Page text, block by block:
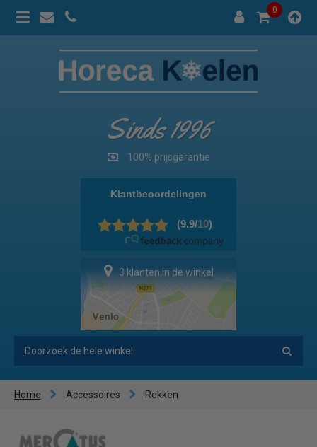
0
Sinds 1996
100% prijsgarantie
3 klanten in de winkel
Home Accessoires Rekken